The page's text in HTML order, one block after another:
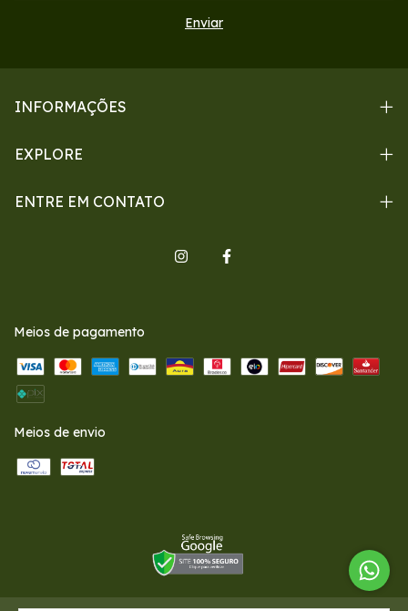
INFORMAÇÕES
EXPLORE
ENTRE EM CONTATO
Meios de pagamento
Meios de envio